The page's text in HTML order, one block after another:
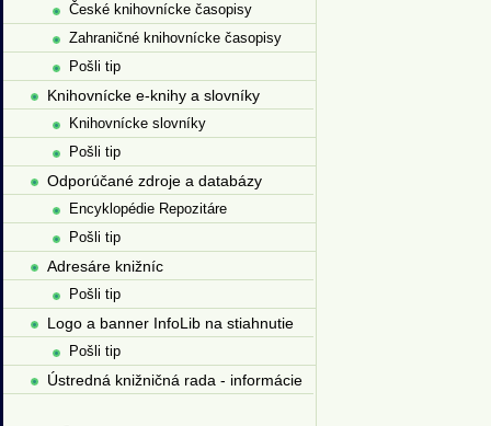
České knihovnícke časopisy
Zahraničné knihovnícke časopisy
Pošli tip
Knihovnícke e-knihy a slovníky
Knihovnícke slovníky
Pošli tip
Odporúčané zdroje a databázy
Encyklopédie Repozitáre
Pošli tip
Adresáre knižníc
Pošli tip
Logo a banner InfoLib na stiahnutie
Pošli tip
Ústredná knižničná rada - informácie